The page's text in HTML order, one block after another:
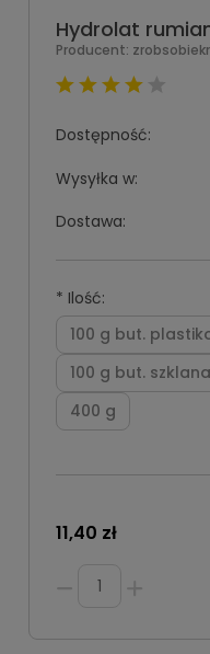
Hydrolat
Producent:
Dostępność:
Wysyłka w:
Dostawa:
* Ilość:
100 g but.
100 g but.
400 g
11,40 zł